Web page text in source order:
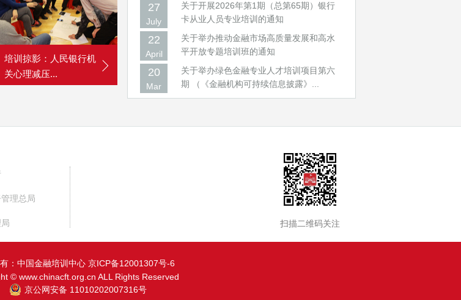
27
July
关于开展2026年第1期（总第65期）银行
卡从业人员专业培训的通知
22
April
关于举办推动金融市场高质量发展和高水
平开放专题培训班的通知
20
Mar
关于举办绿色金融专业人才培训项目第六
期 （《金融机构可持续信息披露》...